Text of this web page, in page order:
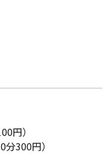
円）
300円）